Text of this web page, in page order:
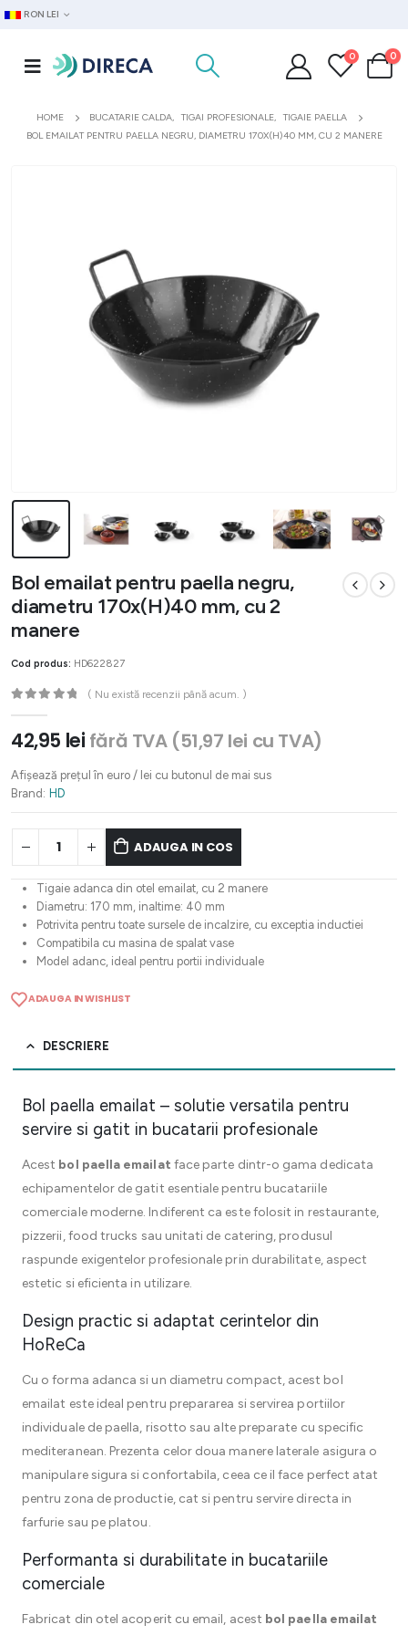
RON LEI
0 0
HOME BUCATARIE CALDA, TIGAI PROFESIONALE, TIGAIE PAELLA
BOL EMAILAT PENTRU PAELLA NEGRU, DIAMETRU 170X(H)40 MM, CU 2 MANERE
Bol emailat pentru paella negru,
diametru 170x(H)40 mm, cu 2
manere
Cod produs: HD622827
( Nu există recenzii până acum. )
42,95 lei fără TVA (51,97 lei cu TVA)
Afișează prețul în euro / lei cu butonul de mai sus
Brand: HD
ADAUGA IN COS
Tigaie adanca din otel emailat, cu 2 manere
Diametru: 170 mm, inaltime: 40 mm
Potrivita pentru toate sursele de incalzire, cu exceptia inductiei
Compatibila cu masina de spalat vase
Model adanc, ideal pentru portii individuale
ADAUGA IN WISHLIST
DESCRIERE
Bol paella emailat – solutie versatila pentru
servire si gatit in bucatarii profesionale
Acest bol paella emailat face parte dintr-o gama dedicata
echipamentelor de gatit esentiale pentru bucatariile
comerciale moderne. Indiferent ca este folosit in restaurante,
pizzerii, food trucks sau unitati de catering, produsul
raspunde exigentelor profesionale prin durabilitate, aspect
estetic si eficienta in utilizare.
Design practic si adaptat cerintelor din
HoReCa
Cu o forma adanca si un diametru compact, acest bol
emailat este ideal pentru prepararea si servirea portiilor
individuale de paella, risotto sau alte preparate cu specific
mediteranean. Prezenta celor doua manere laterale asigura o
manipulare sigura si confortabila, ceea ce il face perfect atat
pentru zona de productie, cat si pentru servire directa in
farfurie sau pe platou.
Performanta si durabilitate in bucatariile
comerciale
Fabricat din otel acoperit cu email, acest bol paella emailat